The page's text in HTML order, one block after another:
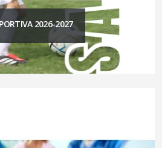
2026-2027